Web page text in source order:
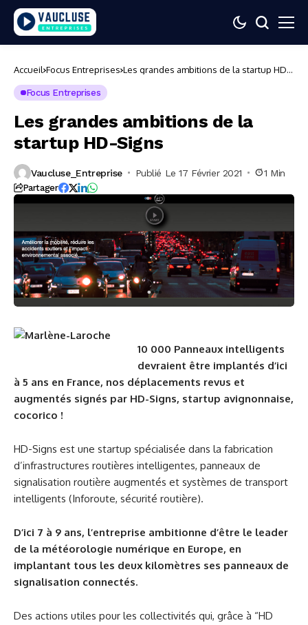
Accueil Focus Entreprises Les grandes ambitions de la startup HD-
Focus Entreprises
Les grandes ambitions de la
startup HD-Signs
Vaucluse_Entreprise Publié Le 17 Février 2021 1 Min
Partager
10 000 Panneaux intelligents
devraient être implantés d’ici
à 5 ans en France, nos déplacements revus et
augmentés signés par HD-Signs, startup avignonnaise,
cocorico !
HD-Signs est une startup spécialisée dans la fabrication
d’infrastructures routières intelligentes, panneaux de
signalisation routière augmentés et systèmes de transport
intelligents (Inforoute, sécurité routière).
D’ici 7 à 9 ans, l’entreprise ambitionne d’être le leader
de la météorologie numérique en Europe, en
implantant tous les deux kilomètres ses panneaux de
signalisation connectés.
Des actions utiles pour les collectivités qui, grâce à “HD